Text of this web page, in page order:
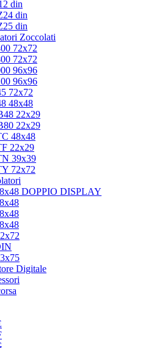
din
din
din
Zoccolati
72x72
72x72
96x96
96x96
72x72
48x48
22x29
22x29
48x48
22x29
39x39
72x72
DOPPIO DISPLAY
Digitale